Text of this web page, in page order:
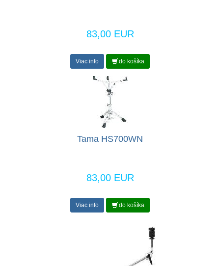
83,00 EUR
Viac info do košíka
Tama HS700WN
83,00 EUR
Viac info do košíka